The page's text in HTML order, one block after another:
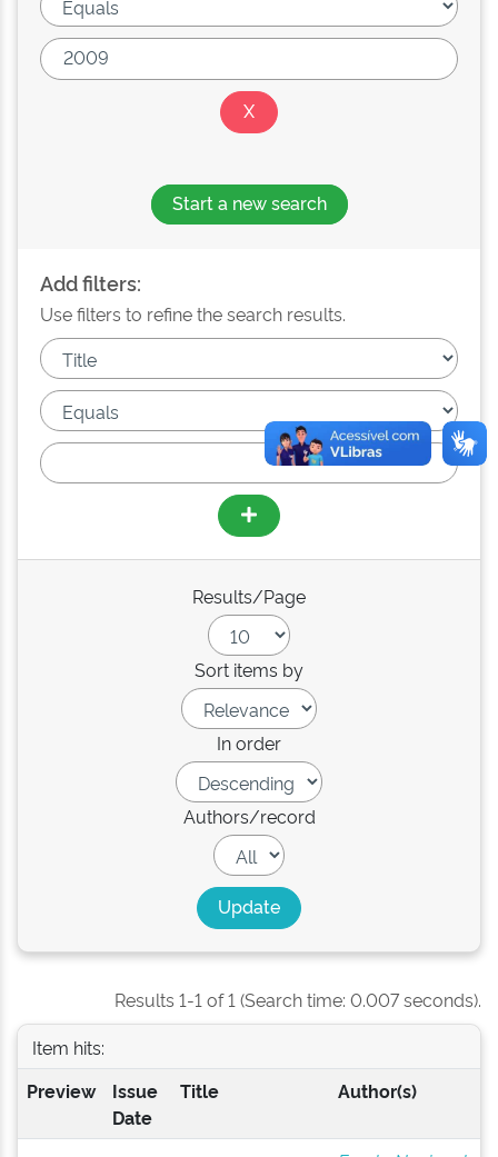
Start a new search
Add filters:
Use filters to refine the search results.
Results/Page
Sort items by
In order
Authors/record
Results 1-1 of 1 (Search time: 0.007 seconds).
Item hits:
Preview
Issue
Date
Title Author(s)